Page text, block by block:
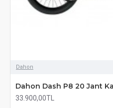
Dahon
Dahon Dash P8 20 Jant
33.900,00TL